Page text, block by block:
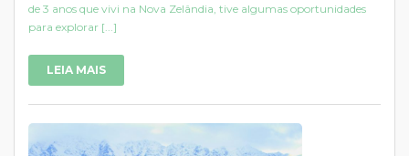
de 3 anos que vivi na Nova Zelândia, tive algumas oportunidades
para explorar [...]
LEIA MAIS